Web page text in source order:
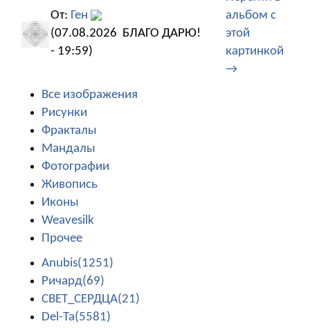
От: Ген
(07.08.2026
- 19:59)
БЛАГО ДАРЮ!
альбом с
этой
картинкой
→
Все изображения
Рисунки
Фракталы
Мандалы
Фотографии
Живопись
Иконы
Weavesilk
Прочее
Anubis(1251)
Ричард(69)
СВЕТ_СЕРДЦА(21)
Del-Ta(5581)